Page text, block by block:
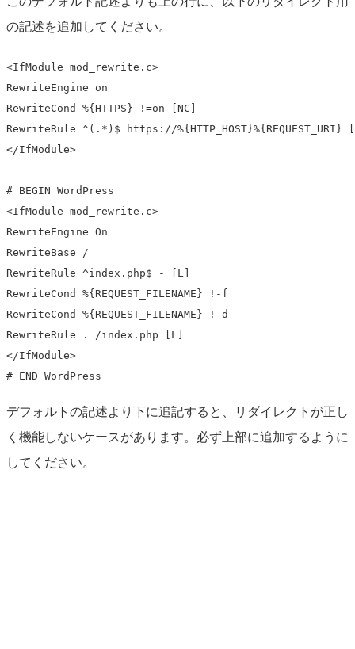
の記述を追加してください。
<IfModule mod_rewrite.c>
RewriteEngine on
RewriteCond %{HTTPS} !=on [NC]
RewriteRule ^(.*)$ https://%{HTTP_HOST}%{REQUEST_URI}
</IfModule>
# BEGIN WordPress
<IfModule mod_rewrite.c>
RewriteEngine On
RewriteBase /
RewriteRule ^index.php$ - [L]
RewriteCond %{REQUEST_FILENAME} !-f
RewriteCond %{REQUEST_FILENAME} !-d
RewriteRule . /index.php [L]
</IfModule>
# END WordPress
デフォルトの記述より下に追記すると、リダイレクトが正し
く機能しないケースがあります。必ず上部に追加するように
してください。